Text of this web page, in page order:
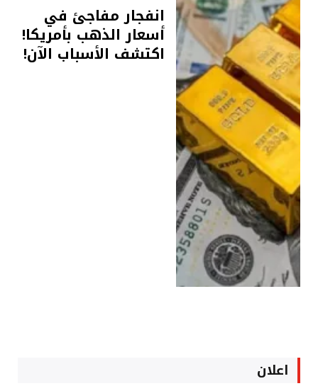
انفجار مفاجئ في
أسعار الذهب بأمريكا!
اكتشف الأسباب الآن!
اعلان